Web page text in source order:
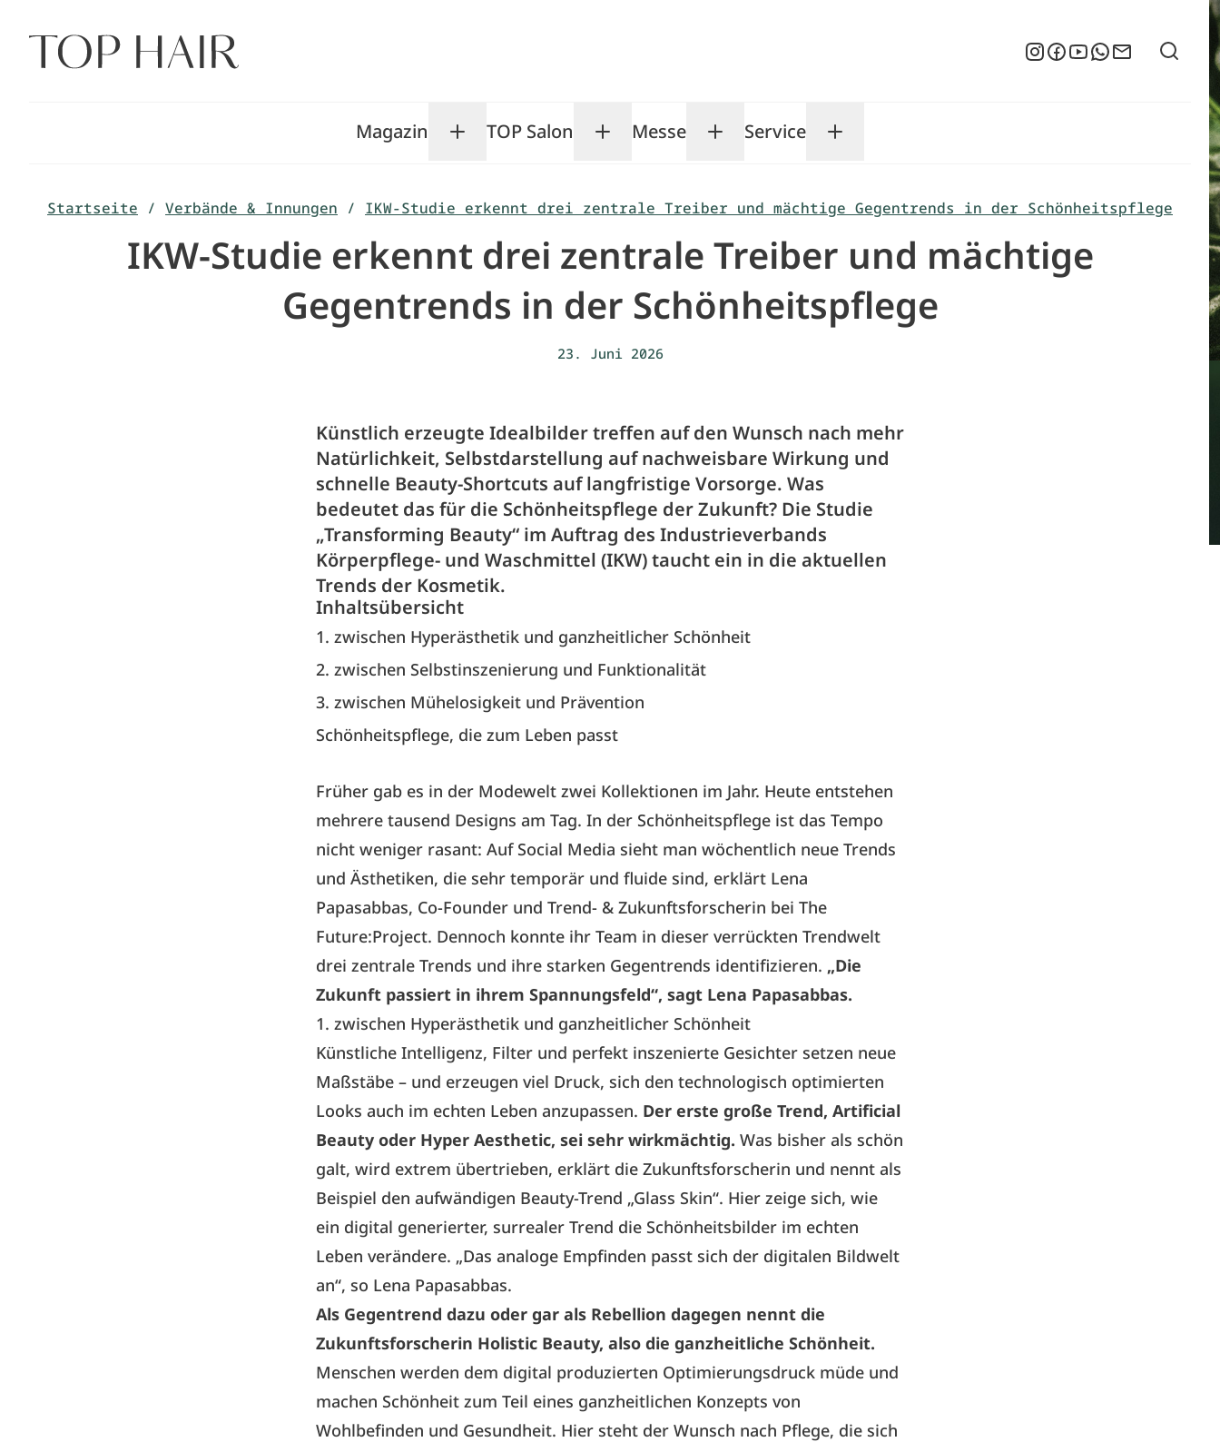
Inhalt
springen
Suche
Magazin Toggle Magazin submenu
TOP Salon Toggle TOP Salon submenu
Messe Toggle Messe submenu
Service Toggle Service submenu
Instagram
Facebook
YouTubeWhatsApp
Newsletter
Startseite / Verbände & Innungen / IKW-Studie erkennt drei zentrale Treiber und mächtige Gegentrends in der Schönheitspflege
IKW-Studie erkennt drei zentrale Treiber und mächtige
Gegentrends in der Schönheitspflege
23. Juni 2026
Künstlich erzeugte Idealbilder treffen auf den Wunsch nach mehr
Natürlichkeit, Selbstdarstellung auf nachweisbare Wirkung und
schnelle Beauty-Shortcuts auf langfristige Vorsorge. Was
bedeutet das für die Schönheitspflege der Zukunft? Die Studie
„Transforming Beauty“ im Auftrag des Industrieverbands
Körperpflege- und Waschmittel (IKW) taucht ein in die aktuellen
Trends der Kosmetik.
Inhaltsübersicht
1. zwischen Hyperästhetik und ganzheitlicher Schönheit
2. zwischen Selbstinszenierung und Funktionalität
3. zwischen Mühelosigkeit und Prävention
Schönheitspflege, die zum Leben passt
Früher gab es in der Modewelt zwei Kollektionen im Jahr. Heute entstehen
mehrere tausend Designs am Tag. In der Schönheitspflege ist das Tempo
nicht weniger rasant: Auf Social Media sieht man wöchentlich neue Trends
und Ästhetiken, die sehr temporär und fluide sind, erklärt Lena
Papasabbas, Co-Founder und Trend- & Zukunftsforscherin bei The
Future:Project. Dennoch konnte ihr Team in dieser verrückten Trendwelt
drei zentrale Trends und ihre starken Gegentrends identifizieren. „Die
Zukunft passiert in ihrem Spannungsfeld“, sagt Lena Papasabbas.
1. zwischen Hyperästhetik und ganzheitlicher Schönheit
Künstliche Intelligenz, Filter und perfekt inszenierte Gesichter setzen neue
Maßstäbe – und erzeugen viel Druck, sich den technologisch optimierten
Looks auch im echten Leben anzupassen. Der erste große Trend, Artificial
Beauty oder Hyper Aesthetic, sei sehr wirkmächtig. Was bisher als schön
galt, wird extrem übertrieben, erklärt die Zukunftsforscherin und nennt als
Beispiel den aufwändigen Beauty-Trend „Glass Skin“. Hier zeige sich, wie
ein digital generierter, surrealer Trend die Schönheitsbilder im echten
Leben verändere. „Das analoge Empfinden passt sich der digitalen Bildwelt
an“, so Lena Papasabbas.
Als Gegentrend dazu oder gar als Rebellion dagegen nennt die
Zukunftsforscherin Holistic Beauty, also die ganzheitliche Schönheit.
Menschen werden dem digital produzierten Optimierungsdruck müde und
machen Schönheit zum Teil eines ganzheitlichen Konzepts von
Wohlbefinden und Gesundheit. Hier steht der Wunsch nach Pflege, die sich